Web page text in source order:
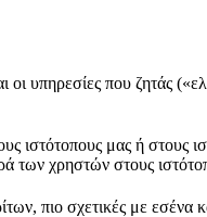
οι υπηρεσίες που ζητάς
ιστότοπους μας ή στους
των χρηστών στους
πιο σχετικές με